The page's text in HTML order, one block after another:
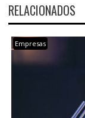
RELACIONADOS
Empresas